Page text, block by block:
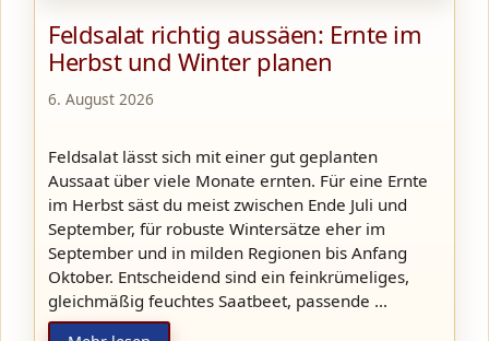
Feldsalat richtig aussäen: Ernte im
Herbst und Winter planen
6. August 2026
Feldsalat lässt sich mit einer gut geplanten
Aussaat über viele Monate ernten. Für eine Ernte
im Herbst säst du meist zwischen Ende Juli und
September, für robuste Wintersätze eher im
September und in milden Regionen bis Anfang
Oktober. Entscheidend sind ein feinkrümeliges,
gleichmäßig feuchtes Saatbeet, passende …